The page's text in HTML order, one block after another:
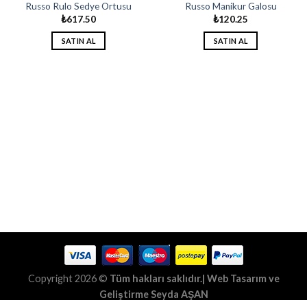
Russo Rulo Sedye Ortusu
₺617.50
SATIN AL
Russo Manikur Galosu
₺120.25
SATIN AL
Copyright 2026 © Tüm hakları saklıdır.| Web Tasarım ve
GeliştirmeSeyda AŞAN